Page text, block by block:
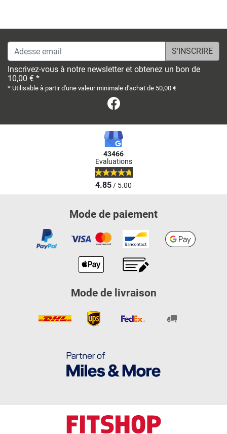
Adesse email
Inscrivez-vous à notre newsletter et obtenez un bon de
10,00 € *
* Utilisable à partir d'une valeur minimale d'achat de 50,00 €
43466
Evaluations
4.85/ 5.00
Mode de paiement
Mode de livraison